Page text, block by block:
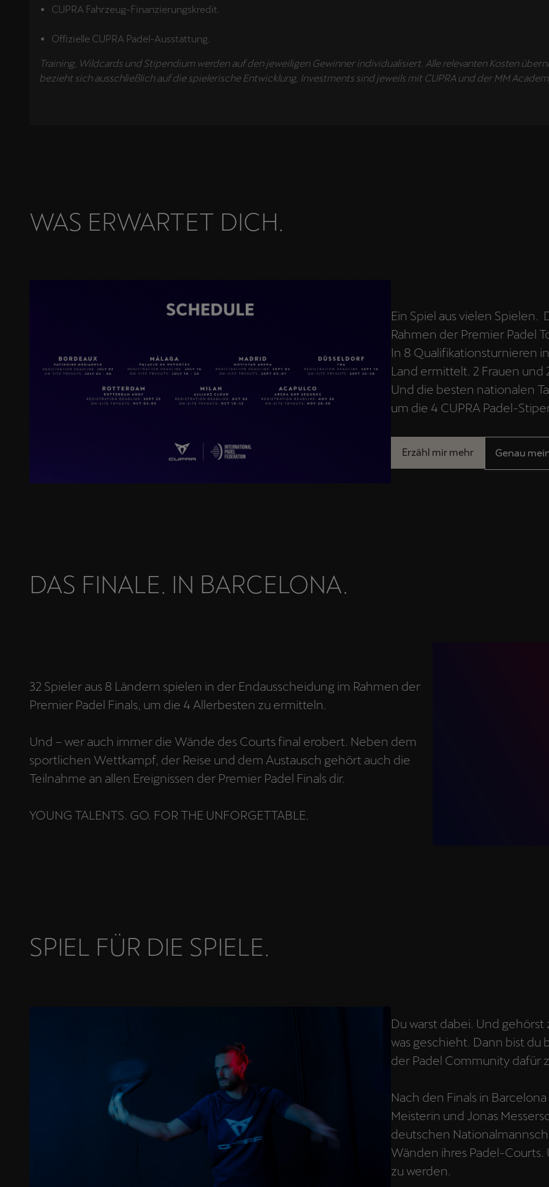
CUPRA Fahrzeug-Finanzierungskredit.
Offizielle CUPRA Padel-Ausstattung.
Training, Wildcards und Stipendium werden auf den jeweiligen Gewinner individualisiert. Alle relevanten Kosten
bezieht sich ausschließlich auf die spielerische Entwicklung, Investments sind jeweils mit CUPRA und der MM
WAS ERWARTET DICH.
Ein Spiel aus vielen
Rahmen der Premier Padel
In 8 Qualifikationsturnieren
Land ermittelt. 2 Frauen und
Und die besten nationalen
um die 4 CUPRA Padel-
Erzähl mir mehr Genau
DAS FINALE. IN BARCELONA.
32 Spieler aus 8 Ländern spielen in der Endausscheidung im Rahmen der
Premier Padel Finals, um die 4 Allerbesten zu ermitteln.
Und – wer auch immer die Wände des Courts final erobert. Neben dem
sportlichen Wettkampf, der Reise und dem Austausch gehört auch die
Teilnahme an allen Ereignissen der Premier Padel Finals dir.
YOUNG TALENTS. GO. FOR THE UNFORGETTABLE.
SPIEL FÜR DIE SPIELE.
Du warst dabei. Und
was geschieht. Dann bist
der Padel Community dafür
Nach den Finals in
Meisterin und Jonas
deutschen
Wänden ihres Padel-
zu werden.